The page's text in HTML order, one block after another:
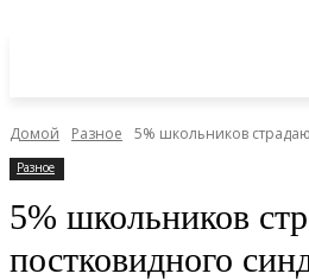
Домой Разное 5% школьников
Разное
5% школьников
постковидного